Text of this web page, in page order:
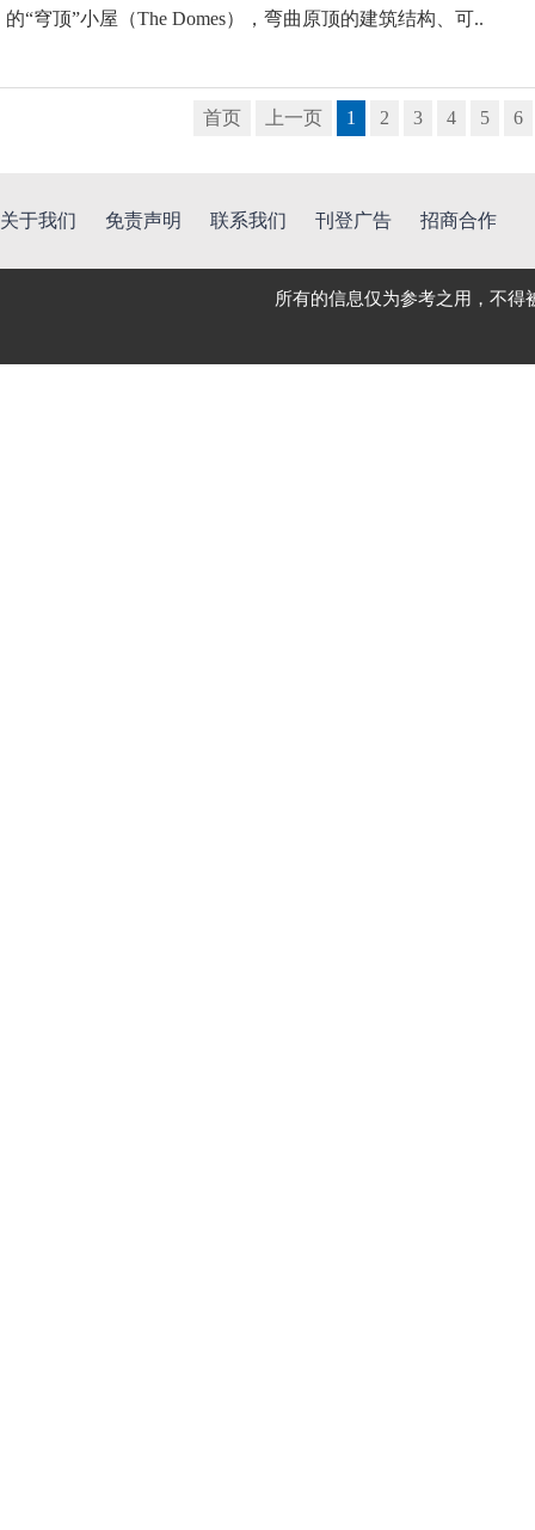
的“穹顶”小屋（The Domes），弯曲原顶的建筑结构、可..
首页 上一页 1 2 3 4 5 6
关于我们 免责声明 联系我们 刊登广告 招商合作
所有的信息仅为参考之用，不